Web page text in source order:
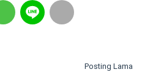
Posting Lama